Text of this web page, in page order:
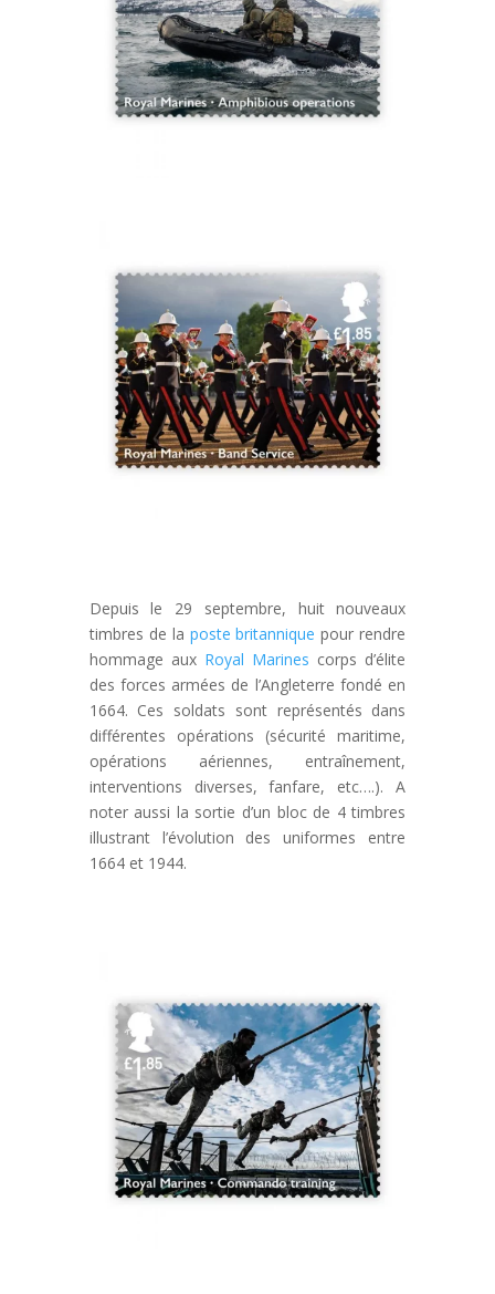
Depuis le 29 septembre, huit nouveaux
timbres de la poste britannique pour rendre
hommage aux Royal Marines corps d’élite
des forces armées de l’Angleterre fondé en
1664. Ces soldats sont représentés dans
différentes opérations (sécurité maritime,
opérations aériennes, entraînement,
interventions diverses, fanfare, etc….). A
noter aussi la sortie d’un bloc de 4 timbres
illustrant l’évolution des uniformes entre
1664 et 1944.